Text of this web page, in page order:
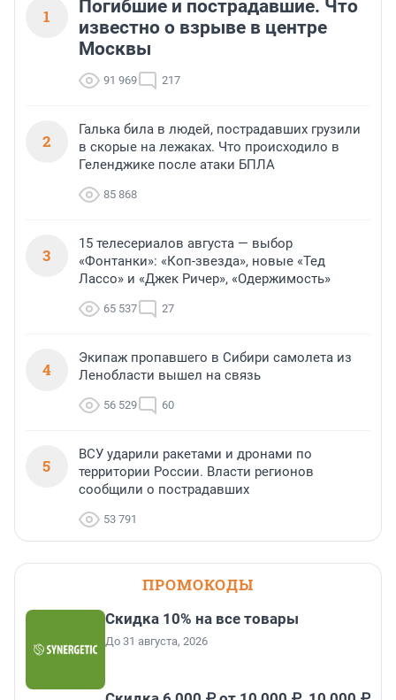
1
Погибшие и пострадавшие. Что
известно о взрыве в центре
Москвы
91 969 217
2
Галька била в людей, пострадавших грузили
в скорые на лежаках. Что происходило в
Геленджике после атаки БПЛА
85 868
3
15 телесериалов августа — выбор
«Фонтанки»: «Коп-звезда», новые «Тед
Лассо» и «Джек Ричер», «Одержимость»
65 537 27
4
Экипаж пропавшего в Сибири самолета из
Ленобласти вышел на связь
56 529 60
5
ВСУ ударили ракетами и дронами по
территории России. Власти регионов
сообщили о пострадавших
53 791
ПРОМОКОДЫ
Скидка 10% на все товары
До 31 августа, 2026